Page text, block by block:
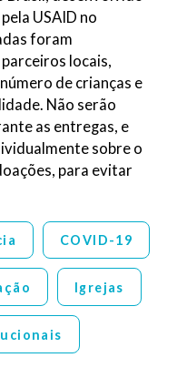
USAID no
foram
locais,
de crianças e
Não serão
as entregas, e
sobre o
para evitar
COVID-19
Igrejas